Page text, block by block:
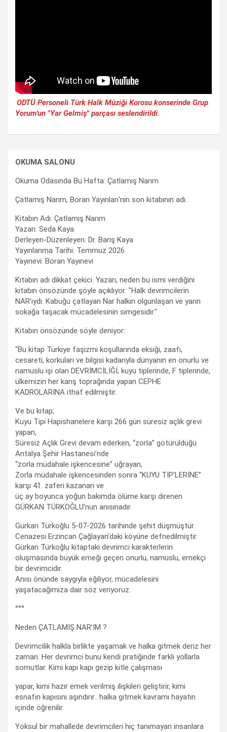
ODTÜ Personeli Türk Halk Müziği Korosu konserinde Grup
Yorum'un "Yar Gelmiş" parçası seslendirildi.
OKUMA SALONU
Okuma Odasında Bu Hafta: Çatlamış Narım
Çatlamış Narım, Boran Yayınları'nın son kitabının adı.
Kitabın Adı: Çatlamış Narım
Yazan: Seda Kaya
Derleyen-Düzenleyen: Dr. Barış Kaya
Yayınlanma Tarihi: Temmuz 2026
Yayınevi: Boran Yayınevi
Kitabın adı dikkat çekici. Yazarı, neden bu ismi verdiğini
kitabın önsözünde şöyle açıklıyor: "Halk devrimcilerin
NAR’ıydı. Kabuğu çatlayan Nar halkın olgunlaşan ve yarın
sokağa taşacak mücadelesinin simgesidir."
Kitabın önsözünde söyle deniyor:
"Bu kitap Türkiye faşizmi koşullarında eksiği, zaafı,
cesareti, korkuları ve bilgisi kadarıyla dünyanın en onurlu ve
namuslu işi olan DEVRİMCİLİĞİ; kuyu tiplerinde, F tiplerinde,
ülkemizin her karış toprağında yapan CEPHE
KADROLARINA ithaf edilmiştir.
Ve bu kitap;
Kuyu Tipi Hapishanelere karşı 266 gün süresiz açlık grevi
yapan,
Süresiz Açlık Grevi devam ederken, “zorla” götürüldüğü
Antalya Şehir Hastanesi’nde
“zorla müdahale işkencesine” uğrayan,
Zorla müdahale işkencesinden sonra “KUYU TİP’LERİNE”
karşı 41. zaferi kazanan ve
üç ay boyunca yoğun bakımda ölüme karşı direnen
GÜRKAN TÜRKOĞLU’nun anısınadır.
Gürkan Türkoğlu 5-07-2026 tarihinde şehit düşmüştür.
Cenazesi Erzincan Çağlayan’daki köyüne defnedilmiştir.
Gürkan Türkoğlu kitaptaki devrimci karakterlerin
oluşmasında büyük emeği geçen onurlu, namuslu, emekçi
bir devrimcidir.
Anısı önünde saygıyla eğiliyor, mücadelesini
yaşatacağımıza dair söz veriyoruz.
°°°
Neden ÇATLAMIŞ NAR’IM ?
Devrimcilik halkla birlikte yaşamak ve halka gitmek deriz her
zaman. Her devrimci bunu kendi pratiğinde farklı yollarla
somutlar. Kimi kapı kapı gezip kitle çalışması
yapar, kimi hazır emek verilmiş ilişkileri geliştirir, kimi
esnafın kapısını aşındırır.. halka gitmek kavramı hayatın
içinde öğrenilir.
Yoksul bir mahallede devrimcileri hiç tanımayan insanlara